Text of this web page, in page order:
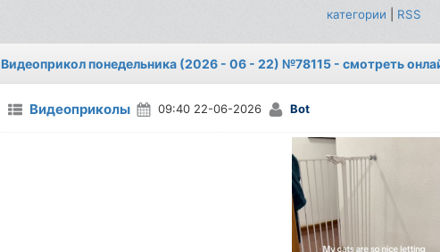
категории RSS
Видеоприкол понедельника (2026 - 06 - 22) №78115 - смотреть
Видеоприколы 09:40 22-06-2026 Bot